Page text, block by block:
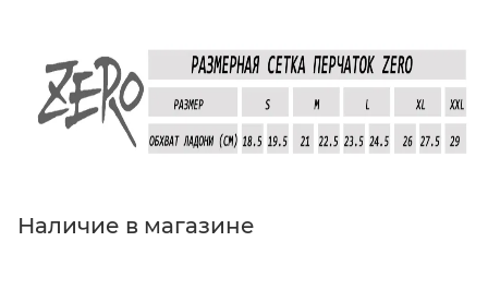
Наличие в магазине